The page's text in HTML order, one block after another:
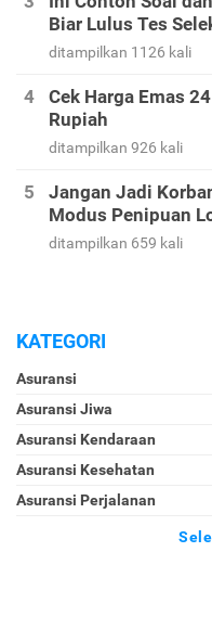
Biar Lulus Tes
ditampilkan 1126 kali
Cek Harga Emas
Rupiah
ditampilkan 926 kali
Jangan Jadi
Modus Penipuan
ditampilkan 659 kali
KATEGORI
Asuransi
Asuransi Jiwa
Asuransi Kendaraan
Asuransi Kesehatan
Asuransi Perjalanan